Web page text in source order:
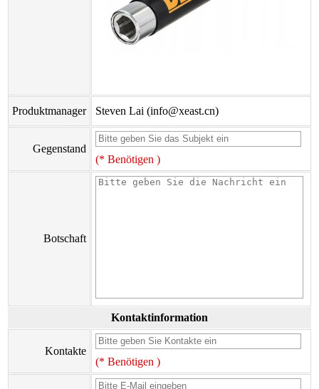
Produktmanager Steven Lai (info@xeast.cn)
Gegenstand
(* Benötigen )
Botschaft
Kontaktinformation
Kontakte
(* Benötigen )